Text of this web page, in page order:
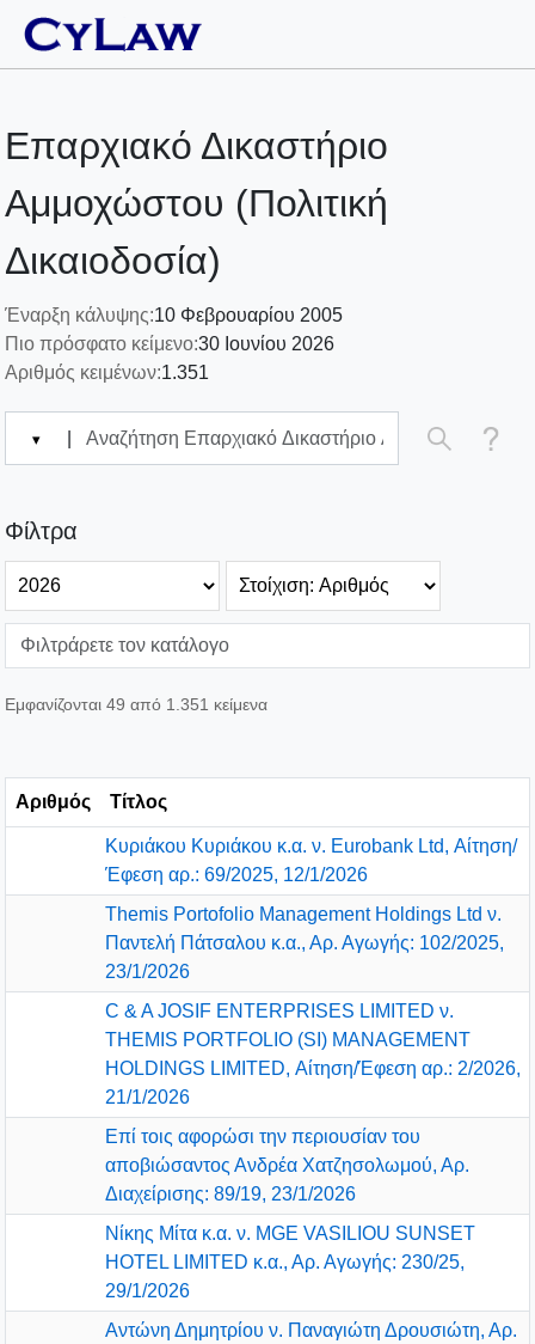
Επαρχιακό Δικαστήριο
Αμμοχώστου (Πολιτική
Δικαιοδοσία)
Έναρξη κάλυψης:10 Φεβρουαρίου 2005
Πιο πρόσφατο κείμενο:30 Ιουνίου 2026
Αριθμός κειμένων:1.351
▾
Φίλτρα
Εμφανίζονται 49 από 1.351 κείμενα
Αριθμός Τίτλος
Κυριάκου Κυριάκου κ.α. ν. Εurobank Ltd, Αίτηση/
Έφεση αρ.: 69/2025, 12/1/2026
Themis Portofolio Management Holdings Ltd ν.
Παντελή Πάτσαλου κ.α., Αρ. Αγωγής: 102/2025,
23/1/2026
C & A JOSIF ENTERPRISES LIMITED ν.
THEMIS PORTFOLIO (SI) MANAGEMENT
HOLDINGS LIMITED, Αίτηση/Έφεση αρ.: 2/2026,
21/1/2026
Επί τοις αφορώσι την περιουσίαν του
αποβιώσαντος Ανδρέα Χατζησολωμού, Αρ.
Διαχείρισης: 89/19, 23/1/2026
Νίκης Μίτα κ.α. ν. MGE VASILIOU SUNSET
HOTEL LIMITED κ.α., Αρ. Αγωγής: 230/25,
29/1/2026
Αντώνη Δημητρίου ν. Παναγιώτη Δρουσιώτη, Αρ.